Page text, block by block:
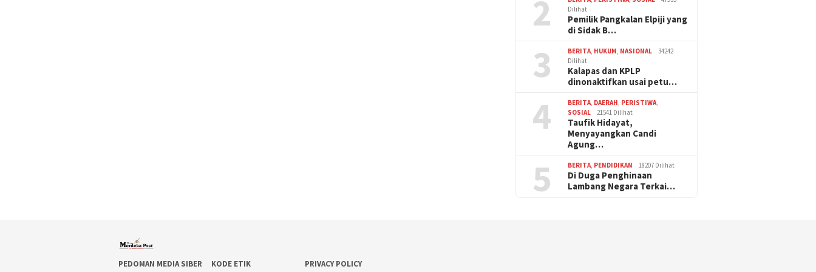
2
Dilihat
Pemilik Pangkalan Elpiji yang
di Sidak B…
3 BERITA, HUKUM, NASIONAL
34242
Dilihat
Kalapas dan KPLP
dinonaktifkan usai petu…
4 BERITA, DAERAH, PERISTIWA,
SOSIAL
21541 Dilihat
Taufik Hidayat,
Menyayangkan Candi
Agung…
5 BERITA, PENDIDIKAN 18207 Dilihat
Di Duga Penghinaan
Lambang Negara Terkai…
PEDOMAN MEDIA SIBER
KODE ETIK
PRIVACY POLICY